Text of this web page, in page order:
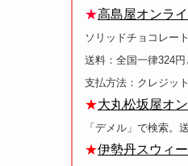
★高島屋オンラ
ソリッドチョコレー
送料：全国一律324円
支払方法：クレジッ
★大丸松坂屋オ
「デメル」で検索。
★伊勢丹スウィ